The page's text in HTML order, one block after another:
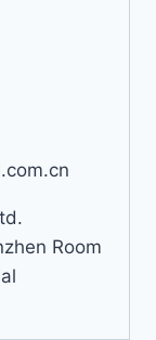
Room